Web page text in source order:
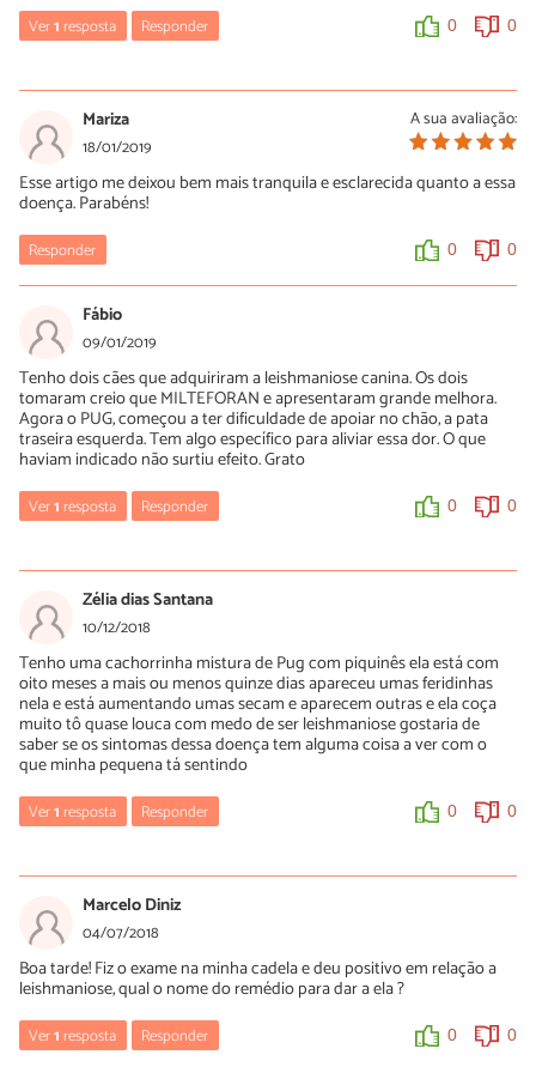
De qualquer maneira, temos dois artigos que podem te ajudar
com algumas informações sobre calazar canino e outro sobre o
-https://www.peritoanimal.com.br/calazar-canina-leishmaniose-
visceral-sintomas-causas-e-tratamento-22469.html
-https://www.peritoanimal.com.br/porque-o-meu-cachorro-
nao-engorda-20672.html
A equipe do PeritoAnimal deseja rápidas melhoras!
0 0
Ver1resposta Responder 0 0
24/01/2019
Oi Charles! Tal como referimos no artigo: a leishmaniose é uma
doença crônica mas com tratamento pode-se preservar a saúde
do animal. O tratamento consiste em um medicamento que
precisa de ser administrado com uma injeção. Este tratamento é
animal pode ser necessário voltar a repetir este ciclo.
0 0
A sua avaliação:
Mariza
18/01/2019
Esse artigo me deixou bem mais tranquila e esclarecida quanto a essa
doença. Parabéns!
Responder 0 0
Fábio
09/01/2019
Tenho dois cães que adquiriram a leishmaniose canina. Os dois
tomaram creio que MILTEFORAN e apresentaram grande melhora.
Agora o PUG, começou a ter dificuldade de apoiar no chão, a pata
traseira esquerda. Tem algo específico para aliviar essa dor. O que
haviam indicado não surtiu efeito. Grato
Ver1resposta Responder 0 0
10/01/2019
Oi Fábio! Sem ver o seu cachorro não conseguimos passar
nenhum diagnóstico. Se o tratamento não surtiu o efeito
esperado, o mais indicado é consultar novamente o veterinário e
explicar a situação.
A equipe do PeritoAnimal deseja rápidas melhoras!
Zélia dias Santana
10/12/2018
Tenho uma cachorrinha mistura de Pug com piquinês ela está com
oito meses a mais ou menos quinze dias apareceu umas feridinhas
nela e está aumentando umas secam e aparecem outras e ela coça
muito tô quase louca com medo de ser leishmaniose gostaria de
saber se os sintomas dessa doença tem alguma coisa a ver com o
que minha pequena tá sentindo
Ver1resposta Responder 0 0
11/12/2018
Oi Zélia! Tal como referido no artigo: É importante mencionar que
a leishmaniose é uma doença com um período de incubação que
oscila entre os 3 e os 18 meses, sendo assim é possível que o
cachorro apesar de estar infetado não manifeste nenhum
sintomática o cachorro manifesta os seguintes sintomas: perda
de pelo, especialmente nas patas e ao redor da cabeça.
Marcelo Diniz
04/07/2018
Boa tarde! Fiz o exame na minha cadela e deu positivo em relação a
leishmaniose, qual o nome do remédio para dar a ela ?
Ver1resposta Responder 0 0